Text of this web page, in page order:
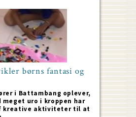
børns fantasi og
i Battambang oplever,
meget uro i kroppen har
kreative aktiviteter til at